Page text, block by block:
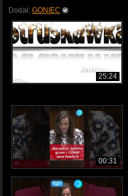
Dodał: GONIEC
25:24
00:31